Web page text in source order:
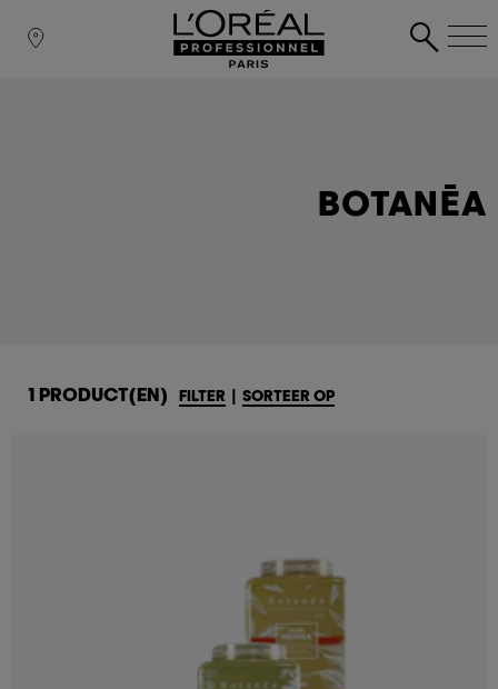
BOTANĒA
1 PRODUCT(EN) FILTER SORTEER OP